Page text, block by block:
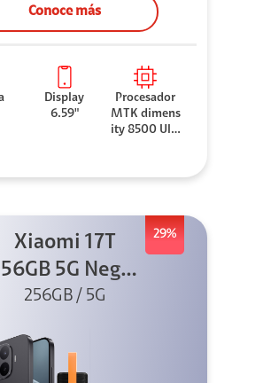
Conoce más
Display
6.59"
Procesador
MTK dimens
ity 8500 Ultr
29%
Xiaomi 17T
5G Negro
+ Sound
256GB / 5G